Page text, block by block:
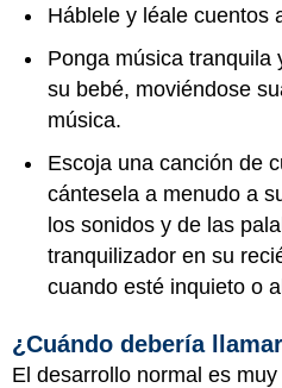
Háblele y léale cuentos
Ponga música tranquila
su bebé, moviéndose
música.
Escoja una canción de
cántesela a menudo a
los sonidos y de las
tranquilizador en su
cuando esté inquieto o
¿Cuándo debería
El desarrollo normal es